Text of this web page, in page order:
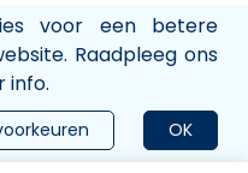
voor een betere
Raadpleeg ons
info.
OK